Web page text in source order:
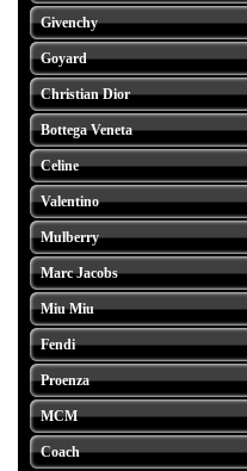
Givenchy
Goyard
Christian Dior
Bottega Veneta
Celine
Valentino
Mulberry
Marc Jacobs
Miu Miu
Fendi
Proenza
MCM
Coach